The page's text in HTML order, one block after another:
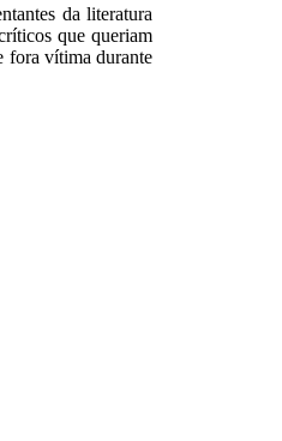
da literatura
que queriam
fora vítima durante